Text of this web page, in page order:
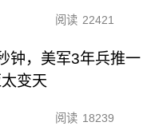
阅读 22421
钟，美军3年兵推一
变天
阅读 18239